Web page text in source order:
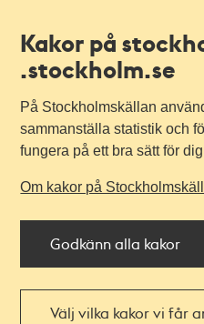
Kakor på
.stockholm.se
På Stockholmskällan
sammanställa statistik och
fungera på ett bra sätt för
Om kakor på
Godkänn alla kakor
Välj vilka kakor vi får